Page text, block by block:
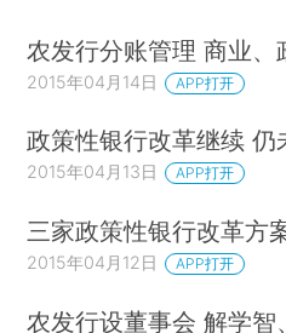
农发行分账管理 商业、
2015年04月14日 APP打开
政策性银行改革继续 仍
2015年04月13日 APP打开
三家政策性银行改革方
2015年04月12日 APP打开
农发行设董事会 解学智